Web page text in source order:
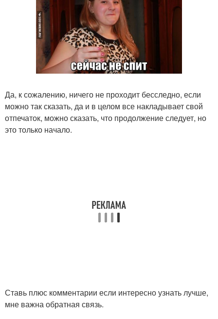
Да, к сожалению, ничего не проходит бесследно, если
можно так сказать, да и в целом все накладывает свой
отпечаток, можно сказать, что продолжение следует, но
это только начало.
Ставь плюс комментарии если интересно узнать лучше,
мне важна обратная связь.